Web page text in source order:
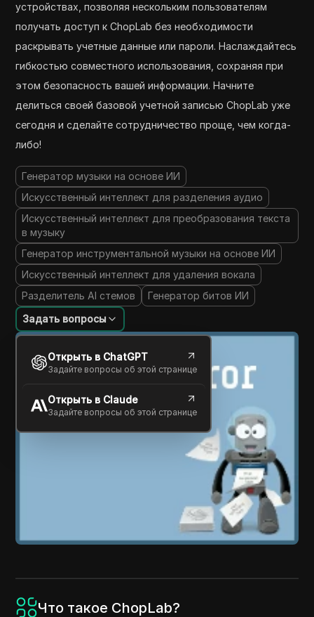
устройствах, позволяя нескольким пользователям
получать доступ к ChopLab без необходимости
раскрывать учетные данные или пароли. Наслаждайтесь
гибкостью совместного использования, сохраняя при
этом безопасность вашей информации. Начните
делиться своей базовой учетной записью ChopLab уже
сегодня и сделайте сотрудничество проще, чем когда-
либо!
Генератор музыки на основе ИИ
Искусственный интеллект для разделения аудио
Искусственный интеллект для преобразования текста
в музыку
Генератор инструментальной музыки на основе ИИ
Искусственный интеллект для удаления вокала
Разделитель AI стемов
Генератор битов ИИ
Задать вопросы
Открыть в ChatGPT
Задайте вопросы об этой странице
Открыть в Claude
Задайте вопросы об этой странице
Что такое ChopLab?